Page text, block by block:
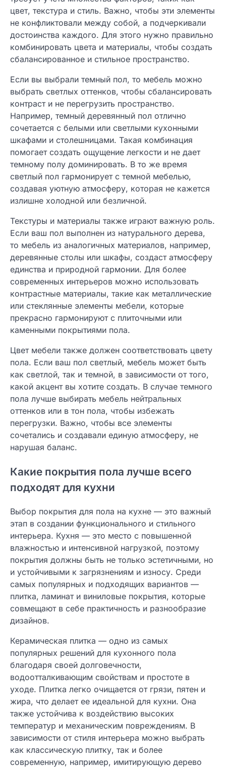
цвет, текстура и стиль. Важно, чтобы эти элементы
не конфликтовали между собой, а подчеркивали
достоинства каждого. Для этого нужно правильно
комбинировать цвета и материалы, чтобы создать
сбалансированное и стильное пространство.
Если вы выбрали темный пол, то мебель можно
выбрать светлых оттенков, чтобы сбалансировать
контраст и не перегрузить пространство.
Например, темный деревянный пол отлично
сочетается с белыми или светлыми кухонными
шкафами и столешницами. Такая комбинация
помогает создать ощущение легкости и не дает
темному полу доминировать. В то же время
светлый пол гармонирует с темной мебелью,
создавая уютную атмосферу, которая не кажется
излишне холодной или безличной.
Текстуры и материалы также играют важную роль.
Если ваш пол выполнен из натурального дерева,
то мебель из аналогичных материалов, например,
деревянные столы или шкафы, создаст атмосферу
единства и природной гармонии. Для более
современных интерьеров можно использовать
контрастные материалы, такие как металлические
или стеклянные элементы мебели, которые
прекрасно гармонируют с плиточными или
каменными покрытиями пола.
Цвет мебели также должен соответствовать цвету
пола. Если ваш пол светлый, мебель может быть
как светлой, так и темной, в зависимости от того,
какой акцент вы хотите создать. В случае темного
пола лучше выбирать мебель нейтральных
оттенков или в тон пола, чтобы избежать
перегрузки. Важно, чтобы все элементы
сочетались и создавали единую атмосферу, не
нарушая баланс.
Какие покрытия пола лучше всего
подходят для кухни
Выбор покрытия для пола на кухне — это важный
этап в создании функционального и стильного
интерьера. Кухня — это место с повышенной
влажностью и интенсивной нагрузкой, поэтому
покрытия должны быть не только эстетичными, но
и устойчивыми к загрязнениям и износу. Среди
самых популярных и подходящих вариантов —
плитка, ламинат и виниловые покрытия, которые
совмещают в себе практичность и разнообразие
дизайнов.
Керамическая плитка — одно из самых
популярных решений для кухонного пола
благодаря своей долговечности,
водоотталкивающим свойствам и простоте в
уходе. Плитка легко очищается от грязи, пятен и
жира, что делает ее идеальной для кухни. Она
также устойчива к воздействию высоких
температур и механическим повреждениям. В
зависимости от стиля интерьера можно выбрать
как классическую плитку, так и более
современную, например, имитирующую дерево